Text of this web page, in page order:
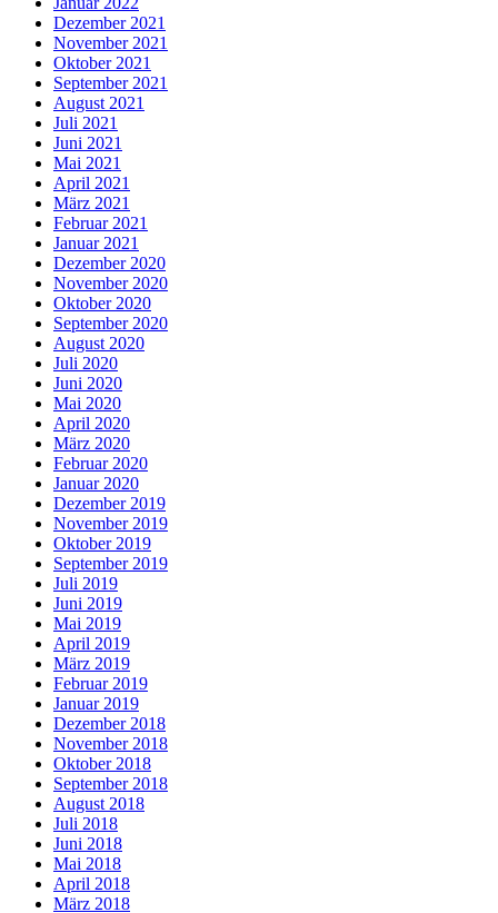
Dezember 2021
November 2021
Oktober 2021
September 2021
August 2021
Juli 2021
Juni 2021
Mai 2021
April 2021
März 2021
Februar 2021
Januar 2021
Dezember 2020
November 2020
Oktober 2020
September 2020
August 2020
Juli 2020
Juni 2020
Mai 2020
April 2020
März 2020
Februar 2020
Januar 2020
Dezember 2019
November 2019
Oktober 2019
September 2019
Juli 2019
Juni 2019
Mai 2019
April 2019
März 2019
Februar 2019
Januar 2019
Dezember 2018
November 2018
Oktober 2018
September 2018
August 2018
Juli 2018
Juni 2018
Mai 2018
April 2018
März 2018